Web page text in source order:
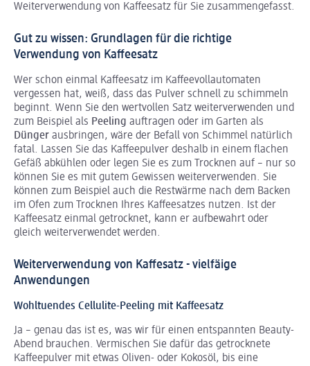
Weiterverwendung von Kaffeesatz für Sie zusammengefasst.
Gut zu wissen: Grundlagen für die richtige
Verwendung von Kaffeesatz
Wer schon einmal Kaffeesatz im Kaffeevollautomaten
vergessen hat, weiß, dass das Pulver schnell zu schimmeln
beginnt. Wenn Sie den wertvollen Satz weiterverwenden und
zum Beispiel als Peeling auftragen oder im Garten als
Dünger ausbringen, wäre der Befall von Schimmel natürlich
fatal. Lassen Sie das Kaffeepulver deshalb in einem flachen
Gefäß abkühlen oder legen Sie es zum Trocknen auf – nur so
können Sie es mit gutem Gewissen weiterverwenden. Sie
können zum Beispiel auch die Restwärme nach dem Backen
im Ofen zum Trocknen Ihres Kaffeesatzes nutzen. Ist der
Kaffeesatz einmal getrocknet, kann er aufbewahrt oder
gleich weiterverwendet werden.
Weiterverwendung von Kaffesatz - vielfäige
Anwendungen
Wohltuendes Cellulite-Peeling mit Kaffeesatz
Ja – genau das ist es, was wir für einen entspannten Beauty-
Abend brauchen. Vermischen Sie dafür das getrocknete
Kaffeepulver mit etwas Oliven- oder Kokosöl, bis eine